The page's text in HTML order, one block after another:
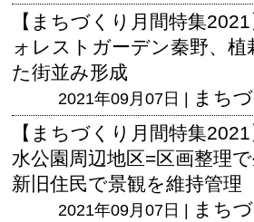
【まちづくり月間特集
ォレストガーデン秦野、植
た街並み形成
2021年09月07日 | まち
【まちづくり月間特集
水公園周辺地区=区画整理で
新旧住民で景観を維持管理
2021年09月07日 | まち